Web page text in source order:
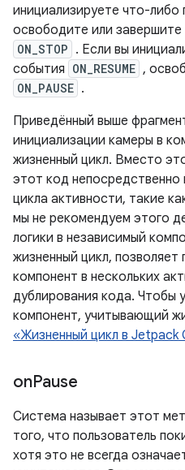
инициализируете что-либо
освободите или
ON_STOP . Если вы
события ON_RESUME ,
ON_PAUSE .
Приведённый выше
инициализации камеры в
жизненный цикл. Вместо
этот код непосредственно
цикла активности, такие
мы не рекомендуем этого
логики в независимый
жизненный цикл, позволяет
компонент в нескольких
дублирования кода. Чтобы
компонент, учитывающий
«Жизненный цикл в Jetpack
onPause
Система называет этот
того, что пользователь
хотя это не всегда